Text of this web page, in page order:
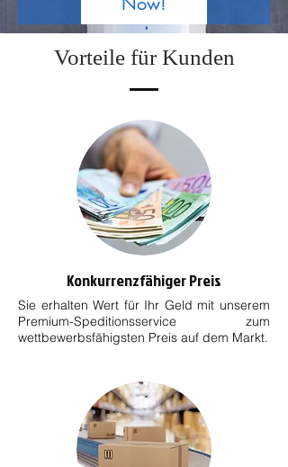
Vorteile für Kunden
Konkurrenzfähiger Preis
Sie erhalten Wert für Ihr Geld mit unserem
Premium-Speditionsservice zum
wettbewerbsfähigsten Preis auf dem Markt.